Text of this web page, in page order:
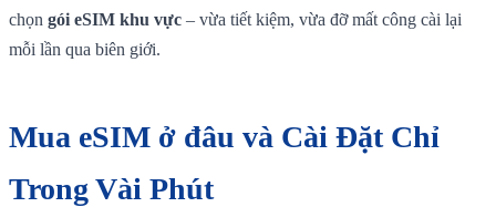
chọn gói eSIM khu vực – vừa tiết kiệm, vừa đỡ mất công cài lại
mỗi lần qua biên giới.
Mua eSIM ở đâu và Cài Đặt Chỉ
Trong Vài Phút